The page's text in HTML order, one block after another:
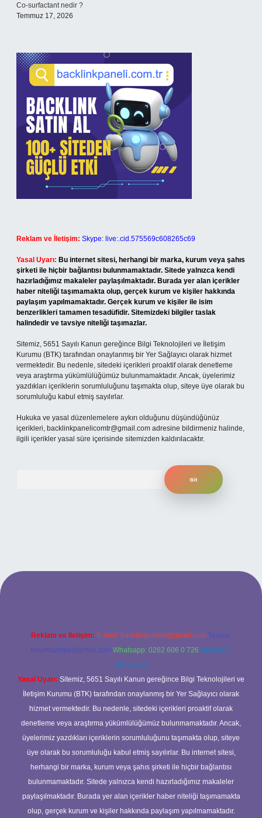
Co-surfactant nedir ?
Temmuz 17, 2026
Reklam ve İletişim: Skype: live:.cid.575569c608265c69
Yasal Uyarı: Bu internet sitesi, herhangi bir marka, kurum veya şahıs
şirketi ile hiçbir bağlantısı bulunmamaktadır. Sitede yalnızca kendi
hazırladığımız makaleler paylaşılmaktadır. Burada yer alan içerikler
haber niteliği taşımamakta olup, gerçek kurum ve kişiler hakkında
paylaşım yapılmamaktadır. Gerçek kurum ve kişiler ile isim
benzerlikleri tamamen tesadüfidir. Sitemizdeki bilgiler taslak
halindedir ve tavsiye niteliği taşımazlar.
Sitemiz, 5651 Sayılı Kanun gereğince Bilgi Teknolojileri ve İletişim
Kurumu (BTK) tarafından onaylanmış bir Yer Sağlayıcı olarak hizmet
vermektedir. Bu nedenle, sitedeki içerikleri proaktif olarak denetleme
veya araştırma yükümlülüğümüz bulunmamaktadır. Ancak, üyelerimiz
yazdıkları içeriklerin sorumluluğunu taşımakta olup, siteye üye olarak bu
sorumluluğu kabul etmiş sayılırlar.
Hukuka ve yasal düzenlemelere aykırı olduğunu düşündüğünüz
içerikleri, backlinkpanelicomtr@gmail.com adresine bildirmeniz halinde,
ilgili içerikler yasal süre içerisinde sitemizden kaldırılacaktır.
adresi
Reklam ve İletişim: E-mail: backlinkpaneli@gmail.com Teams:
forumhizmeti@gmail.com Whatsapp: 0262 606 0 726 Telegram:
@karabul
Yasal Uyarı: Sitemiz, 5651 Sayılı Kanun gereğince Bilgi Teknolojileri ve
İletişim Kurumu (BTK) tarafından onaylanmış bir Yer Sağlayıcı olarak
hizmet vermektedir. Bu nedenle, sitedeki içerikleri proaktif olarak
denetleme veya araştırma yükümlülüğümüz bulunmamaktadır. Ancak,
üyelerimiz yazdıkları içeriklerin sorumluluğunu taşımakta olup, siteye
üye olarak bu sorumluluğu kabul etmiş sayılırlar. Bu internet sitesi,
herhangi bir marka, kurum veya şahıs şirketi ile hiçbir bağlantısı
bulunmamaktadır. Sitede yalnızca kendi hazırladığımız makaleler
paylaşılmaktadır. Burada yer alan içerikler haber niteliği taşımamakta
olup, gerçek kurum ve kişiler hakkında paylaşım yapılmamaktadır.